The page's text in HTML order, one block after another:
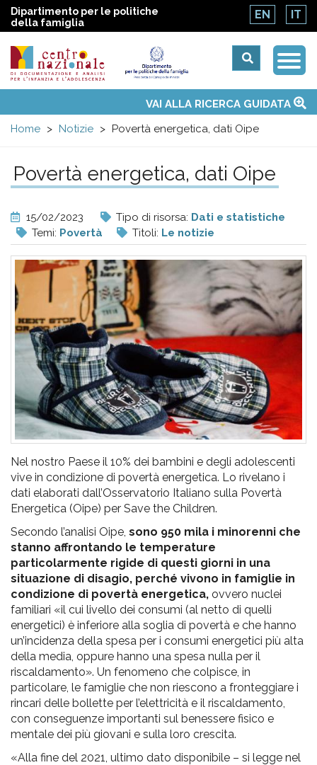
Dipartimento per le politiche
della famiglia
EN IT
Centro
nazionale
di
Documentazione
e
analisi
pr
l'infanzia
e
l'adolescenza
menu
Temi
Attività
Convenzione ONUVAI ALLA RICERCA GUIDATA
Home
Notizie Povertà energetica, dati Oipe
Povertà energetica, dati Oipe
15/02/2023 Tipo di risorsa: Dati e statistiche
Temi: Povertà Titoli: Le notizie
Nel nostro Paese il 10% dei bambini e degli adolescenti
vive in condizione di povertà energetica. Lo rivelano i
dati elaborati dall’Osservatorio Italiano sulla Povertà
Energetica (Oipe) per Save the Children.
Secondo l’analisi Oipe, sono 950 mila i minorenni che
stanno affrontando le temperature
particolarmente rigide di questi giorni in una
situazione di disagio, perché vivono in famiglie in
condizione di povertà energetica, ovvero nuclei
familiari «il cui livello dei consumi (al netto di quelli
energetici) è inferiore alla soglia di povertà e che hanno
un’incidenza della spesa per i consumi energetici più alta
della media, oppure hanno una spesa nulla per il
riscaldamento». Un fenomeno che colpisce, in
particolare, le famiglie che non riescono a fronteggiare i
rincari delle bollette per l’elettricità e il riscaldamento,
con conseguenze importanti sul benessere fisico e
mentale dei più giovani e sulla loro crescita.
«Alla fine del 2021, ultimo dato disponibile – si legge nel